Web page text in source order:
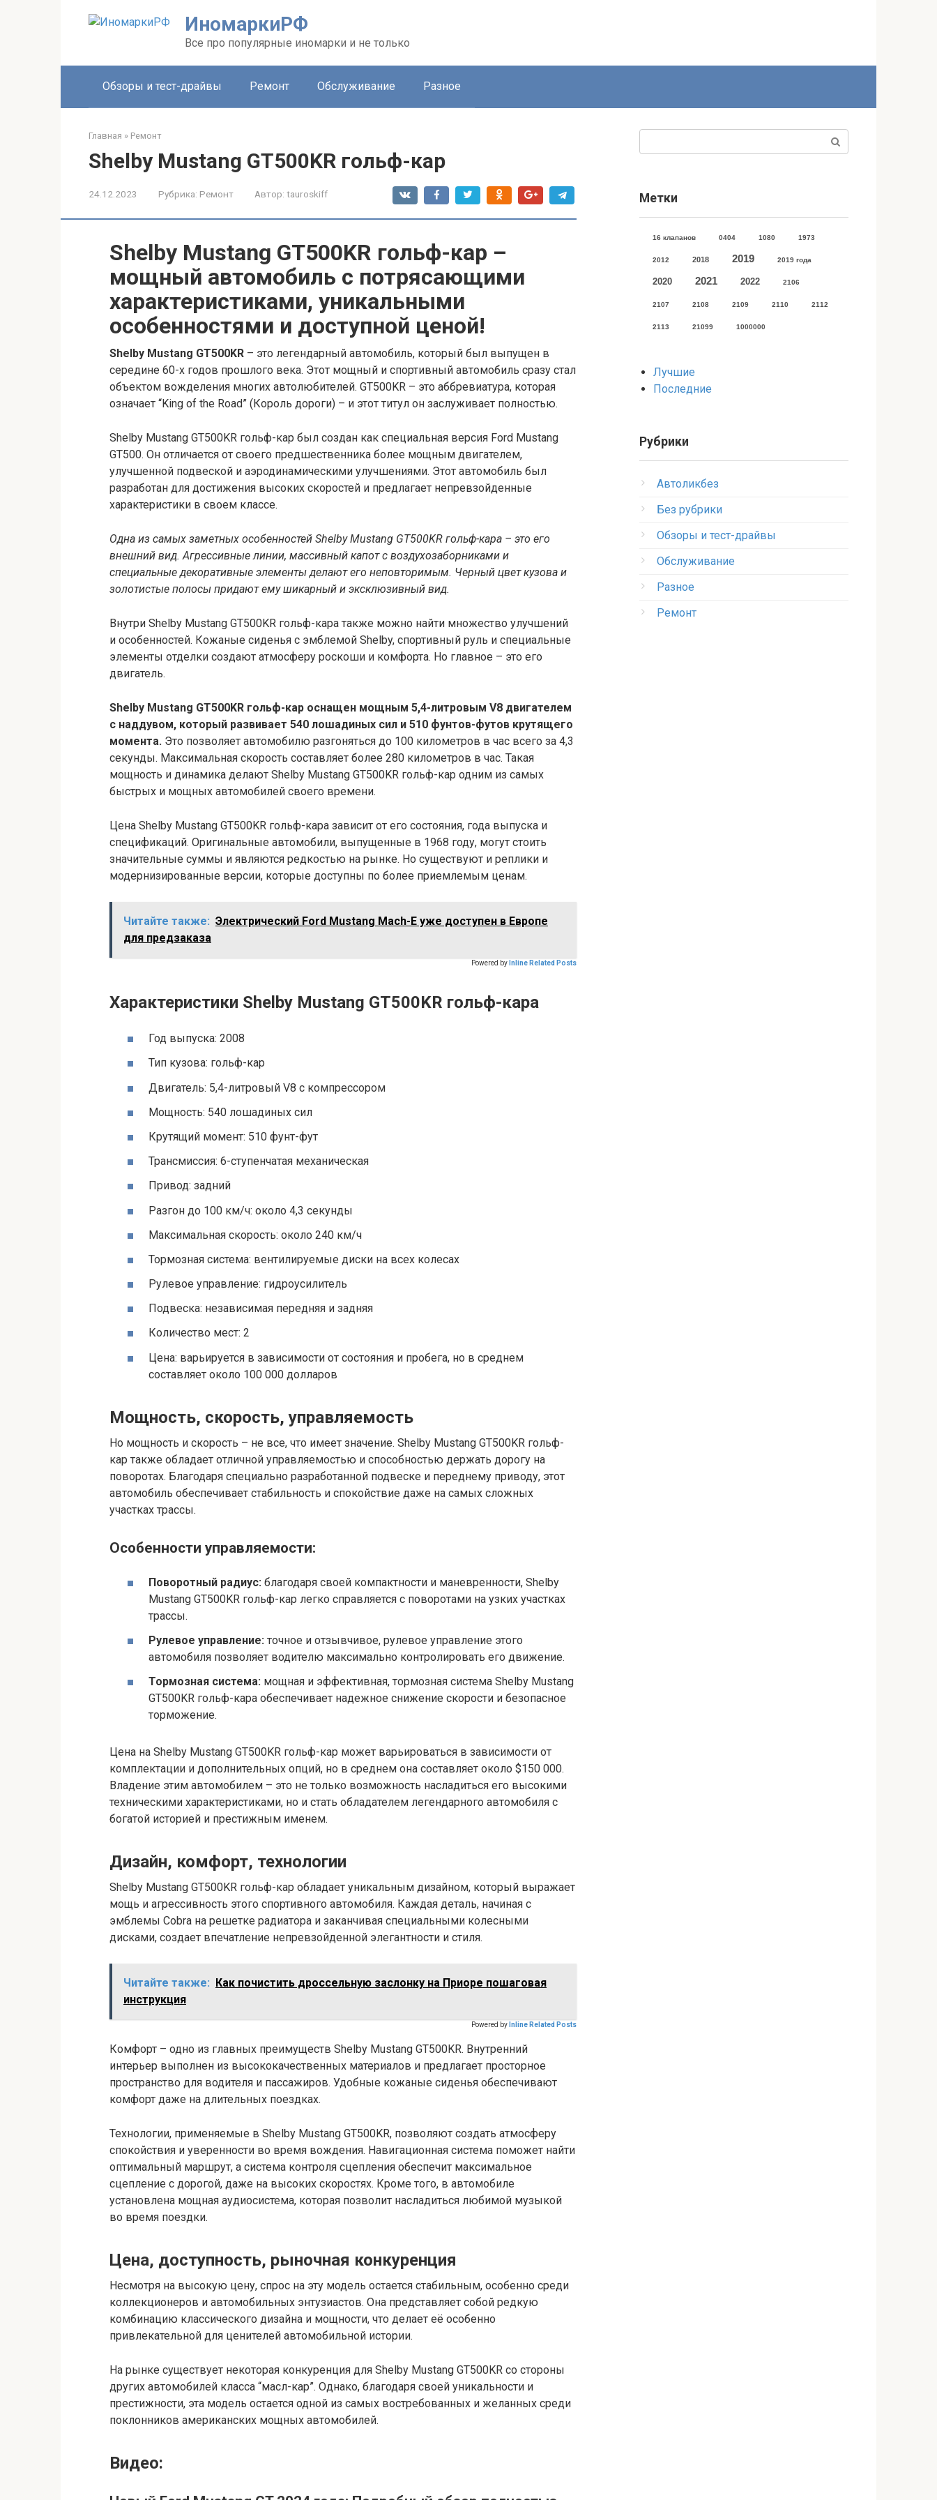
ИномаркиРФ
Все про популярные иномарки и не только
Обзоры и тест-драйвы Ремонт Обслуживание Разное
Главная » Ремонт
Shelby Mustang GT500KR гольф-кар
24.12.2023 Рубрика: Ремонт Автор: tauroskiff
Shelby Mustang GT500KR гольф-кар –
мощный автомобиль с потрясающими
характеристиками, уникальными
особенностями и доступной ценой!
Shelby Mustang GT500KR – это легендарный автомобиль, который был выпущен в
середине 60-х годов прошлого века. Этот мощный и спортивный автомобиль сразу стал
объектом вожделения многих автолюбителей. GT500KR – это аббревиатура, которая
означает “King of the Road” (Король дороги) – и этот титул он заслуживает полностью.
Shelby Mustang GT500KR гольф-кар был создан как специальная версия Ford Mustang
GT500. Он отличается от своего предшественника более мощным двигателем,
улучшенной подвеской и аэродинамическими улучшениями. Этот автомобиль был
разработан для достижения высоких скоростей и предлагает непревзойденные
характеристики в своем классе.
Одна из самых заметных особенностей Shelby Mustang GT500KR гольф-кара – это его
внешний вид. Агрессивные линии, массивный капот с воздухозаборниками и
специальные декоративные элементы делают его неповторимым. Черный цвет кузова и
золотистые полосы придают ему шикарный и эксклюзивный вид.
Внутри Shelby Mustang GT500KR гольф-кара также можно найти множество улучшений
и особенностей. Кожаные сиденья с эмблемой Shelby, спортивный руль и специальные
элементы отделки создают атмосферу роскоши и комфорта. Но главное – это его
двигатель.
Shelby Mustang GT500KR гольф-кар оснащен мощным 5,4-литровым V8 двигателем
с наддувом, который развивает 540 лошадиных сил и 510 фунтов-футов крутящего
момента. Это позволяет автомобилю разгоняться до 100 километров в час всего за 4,3
секунды. Максимальная скорость составляет более 280 километров в час. Такая
мощность и динамика делают Shelby Mustang GT500KR гольф-кар одним из самых
быстрых и мощных автомобилей своего времени.
Цена Shelby Mustang GT500KR гольф-кара зависит от его состояния, года выпуска и
спецификаций. Оригинальные автомобили, выпущенные в 1968 году, могут стоить
значительные суммы и являются редкостью на рынке. Но существуют и реплики и
модернизированные версии, которые доступны по более приемлемым ценам.
Читайте также: Электрический Ford Mustang Mach-E уже доступен в Европе
для предзаказа
Powered by Inline Related Posts
Характеристики Shelby Mustang GT500KR гольф-кара
Год выпуска: 2008
Тип кузова: гольф-кар
Двигатель: 5,4-литровый V8 с компрессором
Мощность: 540 лошадиных сил
Крутящий момент: 510 фунт-фут
Трансмиссия: 6-ступенчатая механическая
Привод: задний
Разгон до 100 км/ч: около 4,3 секунды
Максимальная скорость: около 240 км/ч
Тормозная система: вентилируемые диски на всех колесах
Рулевое управление: гидроусилитель
Подвеска: независимая передняя и задняя
Количество мест: 2
Цена: варьируется в зависимости от состояния и пробега, но в среднем
составляет около 100 000 долларов
Мощность, скорость, управляемость
Но мощность и скорость – не все, что имеет значение. Shelby Mustang GT500KR гольф-
кар также обладает отличной управляемостью и способностью держать дорогу на
поворотах. Благодаря специально разработанной подвеске и переднему приводу, этот
автомобиль обеспечивает стабильность и спокойствие даже на самых сложных
участках трассы.
Особенности управляемости:
Поворотный радиус: благодаря своей компактности и маневренности, Shelby
Mustang GT500KR гольф-кар легко справляется с поворотами на узких участках
трассы.
Рулевое управление: точное и отзывчивое, рулевое управление этого
автомобиля позволяет водителю максимально контролировать его движение.
Тормозная система: мощная и эффективная, тормозная система Shelby Mustang
GT500KR гольф-кара обеспечивает надежное снижение скорости и безопасное
торможение.
Цена на Shelby Mustang GT500KR гольф-кар может варьироваться в зависимости от
комплектации и дополнительных опций, но в среднем она составляет около $150 000.
Владение этим автомобилем – это не только возможность насладиться его высокими
техническими характеристиками, но и стать обладателем легендарного автомобиля с
богатой историей и престижным именем.
Дизайн, комфорт, технологии
Shelby Mustang GT500KR гольф-кар обладает уникальным дизайном, который выражает
мощь и агрессивность этого спортивного автомобиля. Каждая деталь, начиная с
эмблемы Cobra на решетке радиатора и заканчивая специальными колесными
дисками, создает впечатление непревзойденной элегантности и стиля.
Читайте также:
Как почистить дроссельную заслонку на Приоре пошаговая
инструкция
Powered by Inline Related Posts
Комфорт – одно из главных преимуществ Shelby Mustang GT500KR. Внутренний
интерьер выполнен из высококачественных материалов и предлагает просторное
пространство для водителя и пассажиров. Удобные кожаные сиденья обеспечивают
комфорт даже на длительных поездках.
Технологии, применяемые в Shelby Mustang GT500KR, позволяют создать атмосферу
спокойствия и уверенности во время вождения. Навигационная система поможет найти
оптимальный маршрут, а система контроля сцепления обеспечит максимальное
сцепление с дорогой, даже на высоких скоростях. Кроме того, в автомобиле
установлена мощная аудиосистема, которая позволит насладиться любимой музыкой
во время поездки.
Цена, доступность, рыночная конкуренция
Несмотря на высокую цену, спрос на эту модель остается стабильным, особенно среди
коллекционеров и автомобильных энтузиастов. Она представляет собой редкую
комбинацию классического дизайна и мощности, что делает её особенно
привлекательной для ценителей автомобильной истории.
На рынке существует некоторая конкуренция для Shelby Mustang GT500KR со стороны
других автомобилей класса “масл-кар”. Однако, благодаря своей уникальности и
престижности, эта модель остается одной из самых востребованных и желанных среди
поклонников американских мощных автомобилей.
Видео:
Метки
16 клапанов 0404 1080 1973
2012 2018 2019 2019 года
2020 2021 2022 2106
2107 2108 2109 2110 2112
2113 21099 1000000
Лучшие
Последние
Рубрики
Автоликбез
Без рубрики
Обзоры и тест-драйвы
Обслуживание
Разное
Ремонт